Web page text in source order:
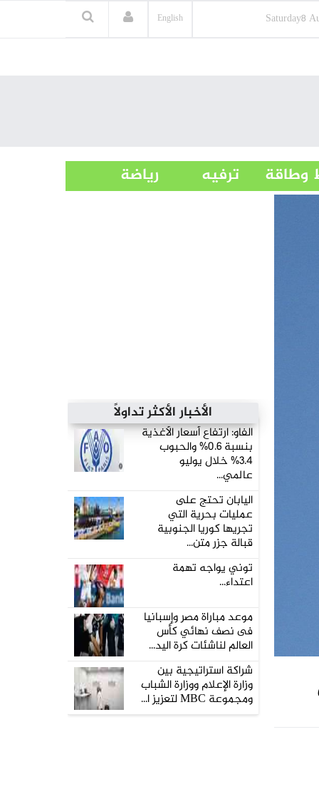
Saturday8
English
وطاقة ترفيه رياضة
الأخبار الأكثر تداولاً
الفاو: ارتفاع أسعار الأغذية
بنسبة 0.6% والحبوب
3.4% خلال يوليو
عالمي...
اليابان تحتج على
عمليات بحرية التي
تجريها كوريا الجنوبية
قبالة جزر متن...
توني يواجه تهمة
اعتداء...
موعد مباراة مصر وإسبانيا
فى نصف نهائي كأس
العالم لناشئات كرة اليد...
شراكة استراتيجية بين
وزارة الإعلام ووزارة الشباب
ومجموعة MBC لتعزيز ا...